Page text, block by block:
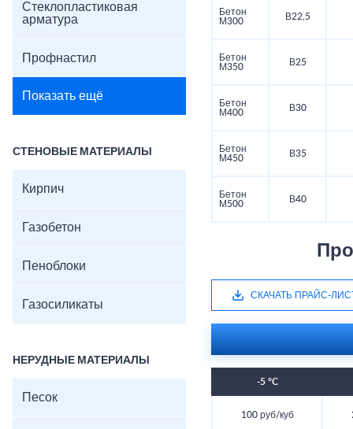
Стеклопластиковая
арматура
Профнастил
Показать ещё
СТЕНОВЫЕ МАТЕРИАЛЫ
Кирпич
Газобетон
Пеноблоки
Газосиликаты
НЕРУДНЫЕ МАТЕРИАЛЫ
Песок
Бетон
М300
В22,5
Бетон
М350
В25
Бетон
М400
В30
Бетон
М450
В35
Бетон
М500
В40
СКАЧАТЬ ПРАЙС-
-5 °C
100 руб/куб